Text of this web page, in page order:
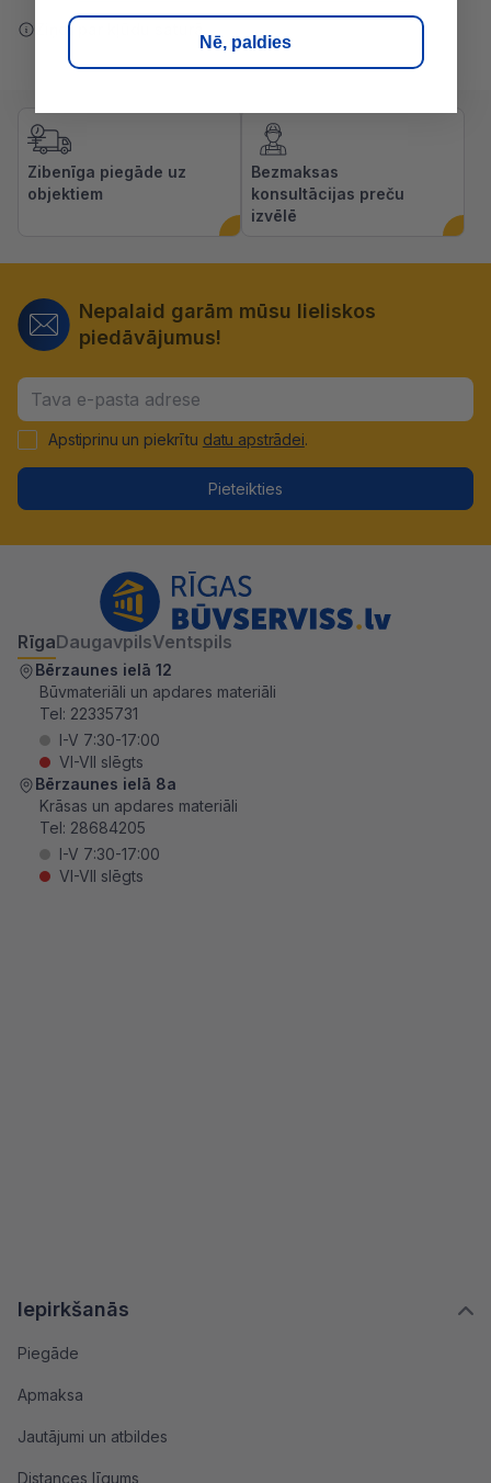
Ziņot par kļūdu saturā
Zibenīga piegāde uz
objektiem
Bezmaksas
konsultācijas preču
izvēlē
Nepalaid garām mūsu lieliskos
piedāvājumus!
Apstiprinu un piekrītu datu apstrādei.
Pieteikties
Iepirkšanās
Piegāde
Apmaksa
Jautājumi un atbildes
Distances līgums
RīgaDaugavpilsVentspils
Bērzaunes ielā 12
Būvmateriāli un apdares materiāli
Tel: 22335731
I-V 7:30-17:00
VI-VII slēgts
Bērzaunes ielā 8a
Krāsas un apdares materiāli
Tel: 28684205
I-V 7:30-17:00
VI-VII slēgts
Nē, paldies